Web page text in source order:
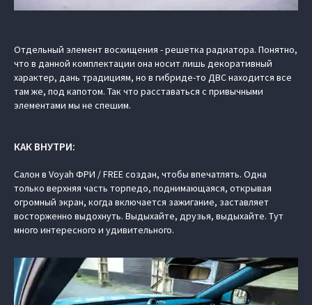
Отдельный элемент восхищения - решетка радиатора. Понятно,
что в данной комплектации она носит лишь декоративный
характер, дань традициям, но в гибриде-то ДВС находится все
там же, под капотом. Так что расставаться с привычными
элементами мы не спешим.
КАК ВНУТРИ:
Салон в Voyah ФРИ / FREE создан, чтобы впечатлять. Одна
только верхняя часть торпедо, поднимающаяся, открывая
огромный экран, когда включается зажигание, заставляет
восторженно выдохнуть. Выдыхайте, друзья, выдыхайте. Тут
много интересного и удивительного.